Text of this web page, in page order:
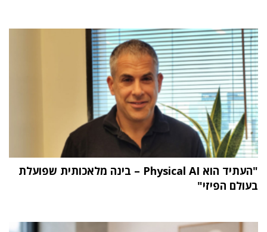
"העתיד הוא Physical AI – בינה מלאכותית שפועלת
בעולם הפיזי"